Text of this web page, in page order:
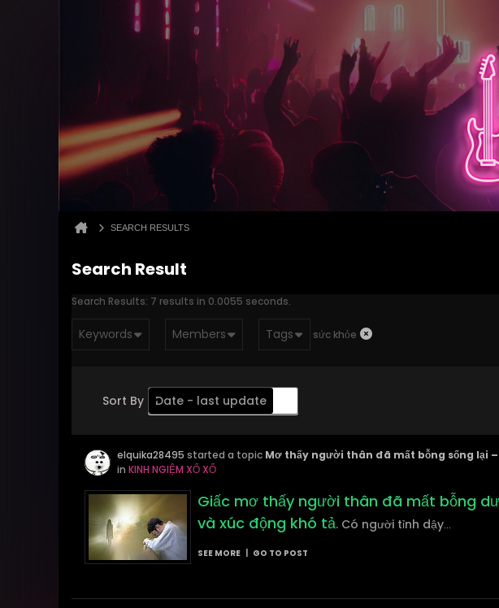
SEARCH RESULTS
Search Result
Search Results: 7 results in 0.0055 seconds.
Keywords Members Tags sức khỏe
Sort By Date - last update
Order Descending
elquika28495 started a topic Mơ thấy người thân đã mất bỗng sống lại
in KINH NGIỆM XỔ XỐ
Giấc mơ thấy người thân đã mất bỗng
và xúc động khó tả. Có người tỉnh dậy...
SEE MORE GO TO POST